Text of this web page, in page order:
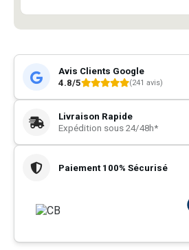
Avis Clients Google
4.8/5
(241 avis)
Livraison Rapide
Expédition sous 24/48h*
Paiement 100% Sécurisé